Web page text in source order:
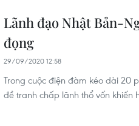
Lãnh đạo Nhật Bản-
đọng
29/09/2020 12:58
Trong cuộc điện đàm kéo dài 20
đề tranh chấp lãnh thổ vốn khiến